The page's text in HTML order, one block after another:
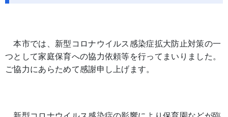
本市では、新型コロナウイルス感染症拡大防止対策の一
つとして家庭保育への協力依頼等を行ってまいりました。
ご協力にあらためて感謝申し上げます。